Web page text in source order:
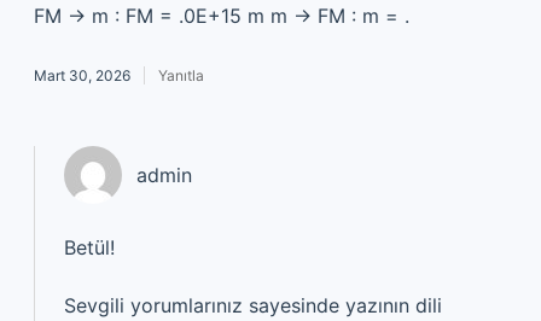
FM → m : FM = .0E+15 m m → FM : m = .
Mart 30, 2026 Yanıtla
admin
Betül!
Sevgili yorumlarınız sayesinde yazının dili